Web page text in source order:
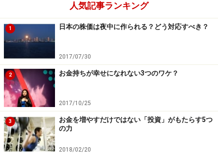
人気記事ランキング
1 日本の株価は夜中に作られる？どう対応すべき？
2017/07/30
2 お金持ちが幸せになれない3つのワケ？
2017/10/25
3
お金を増やすだけではない「投資」がもたらす5つ
の力
2018/02/20